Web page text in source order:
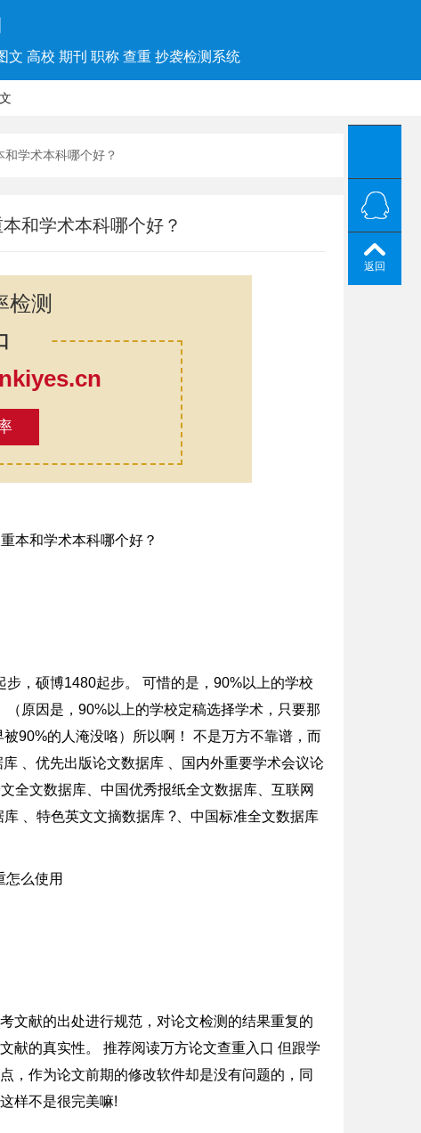
文 高校 期刊 职称 查重 抄袭检测系统
学术本科哪个好？
和学术本科哪个好？
检测
，硕博1480起步。 可惜的是，90%以上的学校
原因是，90%以上的学校定稿选择学术，只要那
90%的人淹没咯）所以啊！ 不是万方不靠谱，而
、优先出版论文数据库 、国内外重要学术会议论
全文数据库、中国优秀报纸全文数据库、互联网
、特色英文文摘数据库 ?、中国标准全文数据库
文献的出处进行规范，对论文检测的结果重复的
献的真实性。 推荐阅读万方论文查重入口 但跟学
，作为论文前期的修改软件却是没有问题的，同
样不是很完美嘛!
返回